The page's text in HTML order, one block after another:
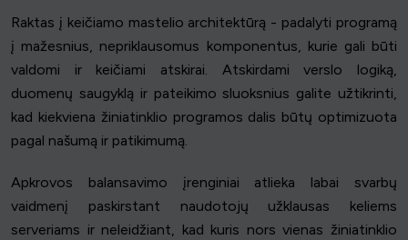
Raktas į keičiamo mastelio architektūrą - padalyti programą
į mažesnius, nepriklausomus komponentus, kurie gali būti
valdomi ir keičiami atskirai. Atskirdami verslo logiką,
duomenų saugyklą ir pateikimo sluoksnius galite užtikrinti,
kad kiekviena žiniatinklio programos dalis būtų optimizuota
pagal našumą ir patikimumą.
Apkrovos balansavimo įrenginiai atlieka labai svarbų
vaidmenį paskirstant naudotojų užklausas keliems
serveriams ir neleidžiant, kad kuris nors vienas žiniatinklio